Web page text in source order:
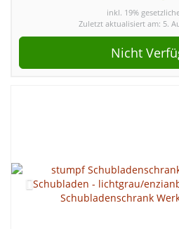
inkl. 19%
Zuletzt aktualisiert am: 5.
Nicht